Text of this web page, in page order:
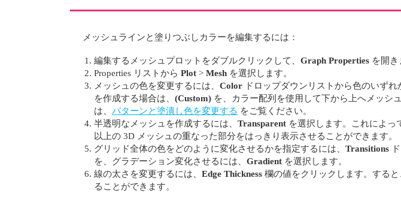
メッシュラインと塗りつぶしカラーを編集するには：
編集するメッシュプロットをダブルクリックして、 Graph Properties を開き
Properties リストから Plot > Mesh を選択します。
メッシュの色を変更するには、 Color ドロップダウンリストから色のいず
を作成する場合は、 (Custom) を、カラー配列を使用して下から上へメッシ
は、 パターンと塗潰し色を変更する をご覧ください。
半透明なメッシュを作成するには、 Transparent を選択します。これによ
以上の 3D メッシュの重なった部分をはっきり表示させることができます。
グリッド全体の色をどのように変化させるかを指定するには、 Transitions
を、グラデーション変化させるには、 Gradient を選択します。
線の太さを変更するには、 Edge Thickness 欄の値をクリックします。すると
ることができます。